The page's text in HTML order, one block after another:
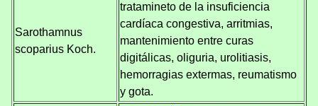
Sarothamnus
scoparius Koch.
tratamineto de la insuficiencia
cardíaca congestiva, arritmias,
mantenimiento entre curas
digitálicas, oliguria, urolitiasis,
hemorragias extermas, reumatismo
y gota.